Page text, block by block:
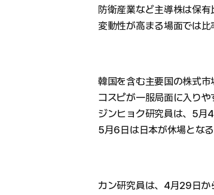
防衛産業など主導株は保有
変動性が高まる場面では比
韓国を含む主要国の株式市
コスピが一服局面に入り
ジンヒョク研究員は、5月
5月6日は日本が休場とな
カン研究員は、4月29日か